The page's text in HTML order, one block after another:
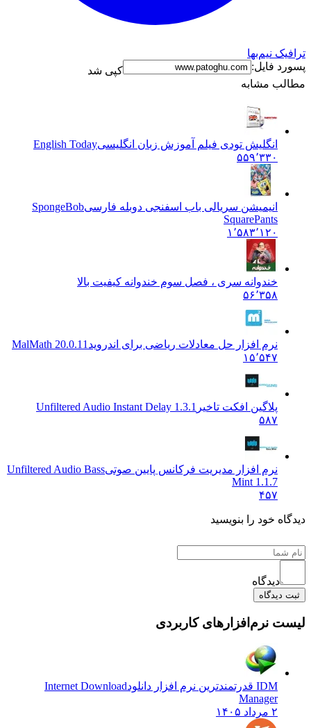
ترافیک نیم‌بها
پسورد فایل:
کپی شد
مطالب مشابه
انگلیش تودی فیلم آموزش زبان انگليسیEnglish Today
۵۵۹٬۳۳۰
انیمیشن سریالی باب اسفنجی دوبله فارسیSpongeBob
SquarePants
۱٬۵۸۳٬۱۲۰
خندوانه سری ، فصل سوم خندوانه کیفیت بالا
۵۶٬۳۵۸
نرم افزار حل معادلات ریاضی برای اندروید 20.0.11 MalMath
۱۵٬۵۴۷
پلاگین افکت تاخیر Unfiltered Audio Instant Delay 1.3.1
۵۸۷
نرم افزار مدیریت فرکانس پایین صوتیUnfiltered Audio Bass
Mint 1.1.7
۴۵۷
دیدگاه خود را بنویسید
دیدگاه
ثبت دیدگاه
لیست نرم‌افزارهای کاربردی
IDM قدرتمندترین نرم افزار دانلود
Internet Download
Manager
۲ مرداد ۱۴۰۵